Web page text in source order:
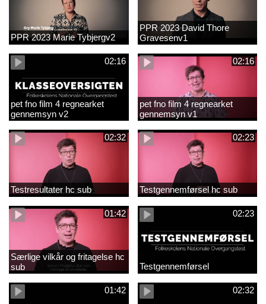
PPR 2023 Marie Tybjergv2
PPR 2023 David Thore
Gravesenv1
02:16
pet fno film 4 regnearket
gennemsyn v2
02:16
pet fno film 4 regnearket
gennemsyn v1
02:32
Testresultater hc sub
02:23
Testgennemførsel hc sub
01:42
Særlige vilkår og fritagelse hc
sub
02:23
Testgennemførsel
01:42 02:32